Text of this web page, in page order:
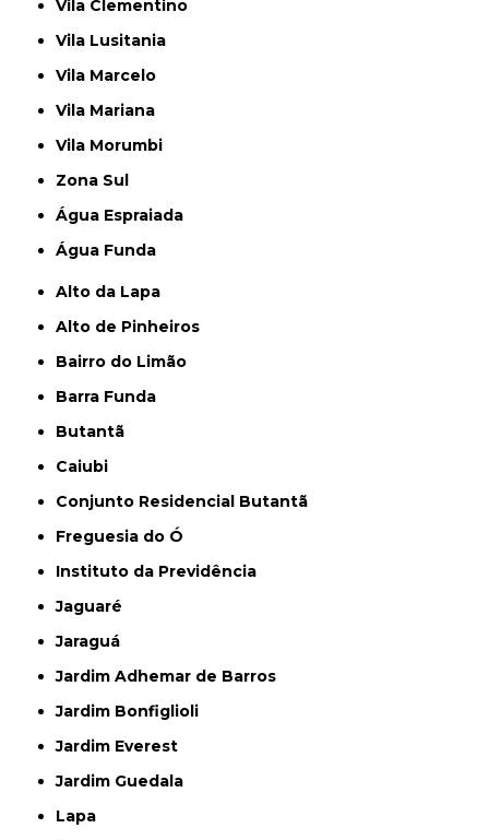
Vila Clementino
Vila Lusitania
Vila Marcelo
Vila Mariana
Vila Morumbi
Zona Sul
Água Espraiada
Água Funda
Alto da Lapa
Alto de Pinheiros
Bairro do Limão
Barra Funda
Butantã
Caiubi
Conjunto Residencial Butantã
Freguesia do Ó
Instituto da Previdência
Jaguaré
Jaraguá
Jardim Adhemar de Barros
Jardim Bonfiglioli
Jardim Everest
Jardim Guedala
Lapa